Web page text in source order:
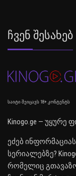
Ჩვენ Შესახებ
საიტი შეიცავს 18+ კონტენტს
Kinogo.ge —
ეძებ
სერიალებზე?
რომელიც